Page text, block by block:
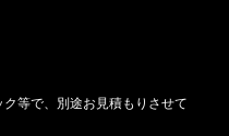
等で、別途お見積もりさせて